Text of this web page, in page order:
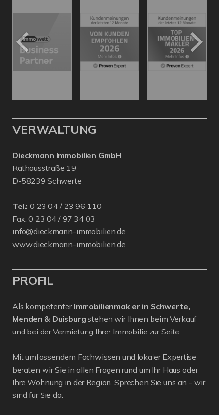
VERWALTUNG
Dieckmann Immobilien GmbH
Rathausstraße 19
D-58239 Schwerte
Tel.: 0 23 04 / 23 96 110
Fax: 0 23 04 / 97 34 03
info@dieckmann-immobilien.de
www.dieckmann-immobilien.de
PROFIL
Als kompetenter Immobilienmakler in Schwerte,
Menden & Duisburg stehen wir Ihnen beim Verkauf
und bei der Vermietung Ihrer Immobilie zur Seite.
Mit umfassendem Fachwissen und lokaler Expertise
beraten wir Sie in allen Fragen rund um Ihr Haus oder
Ihre Wohnung in der Region. Sprechen Sie uns an - wir
sind für Sie da.